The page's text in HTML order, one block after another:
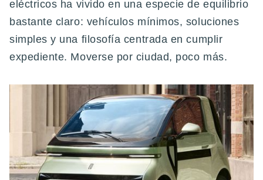
eléctricos ha vivido en una especie de equilibrio
bastante claro: vehículos mínimos, soluciones
simples y una filosofía centrada en cumplir
expediente. Moverse por ciudad, poco más.